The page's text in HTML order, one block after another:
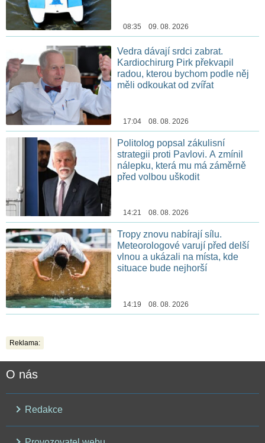
08:35 09. 08. 2026
Vedra dávají srdci zabrat.
Kardiochirurg Pirk překvapil
radou, kterou bychom podle něj
měli odkoukat od zvířat
17:04 08. 08. 2026
Politolog popsal zákulisní
strategii proti Pavlovi. A zmínil
nálepku, která mu má záměrně
před volbou uškodit
14:21 08. 08. 2026
Tropy znovu nabírají sílu.
Meteorologové varují před delší
vlnou a ukázali na místa, kde
situace bude nejhorší
14:19 08. 08. 2026
Reklama:
O nás
Redakce